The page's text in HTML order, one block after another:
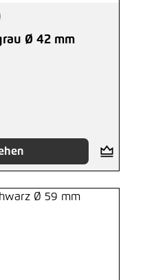
Bewertung von 4.5 von 5
Ø 42 mm